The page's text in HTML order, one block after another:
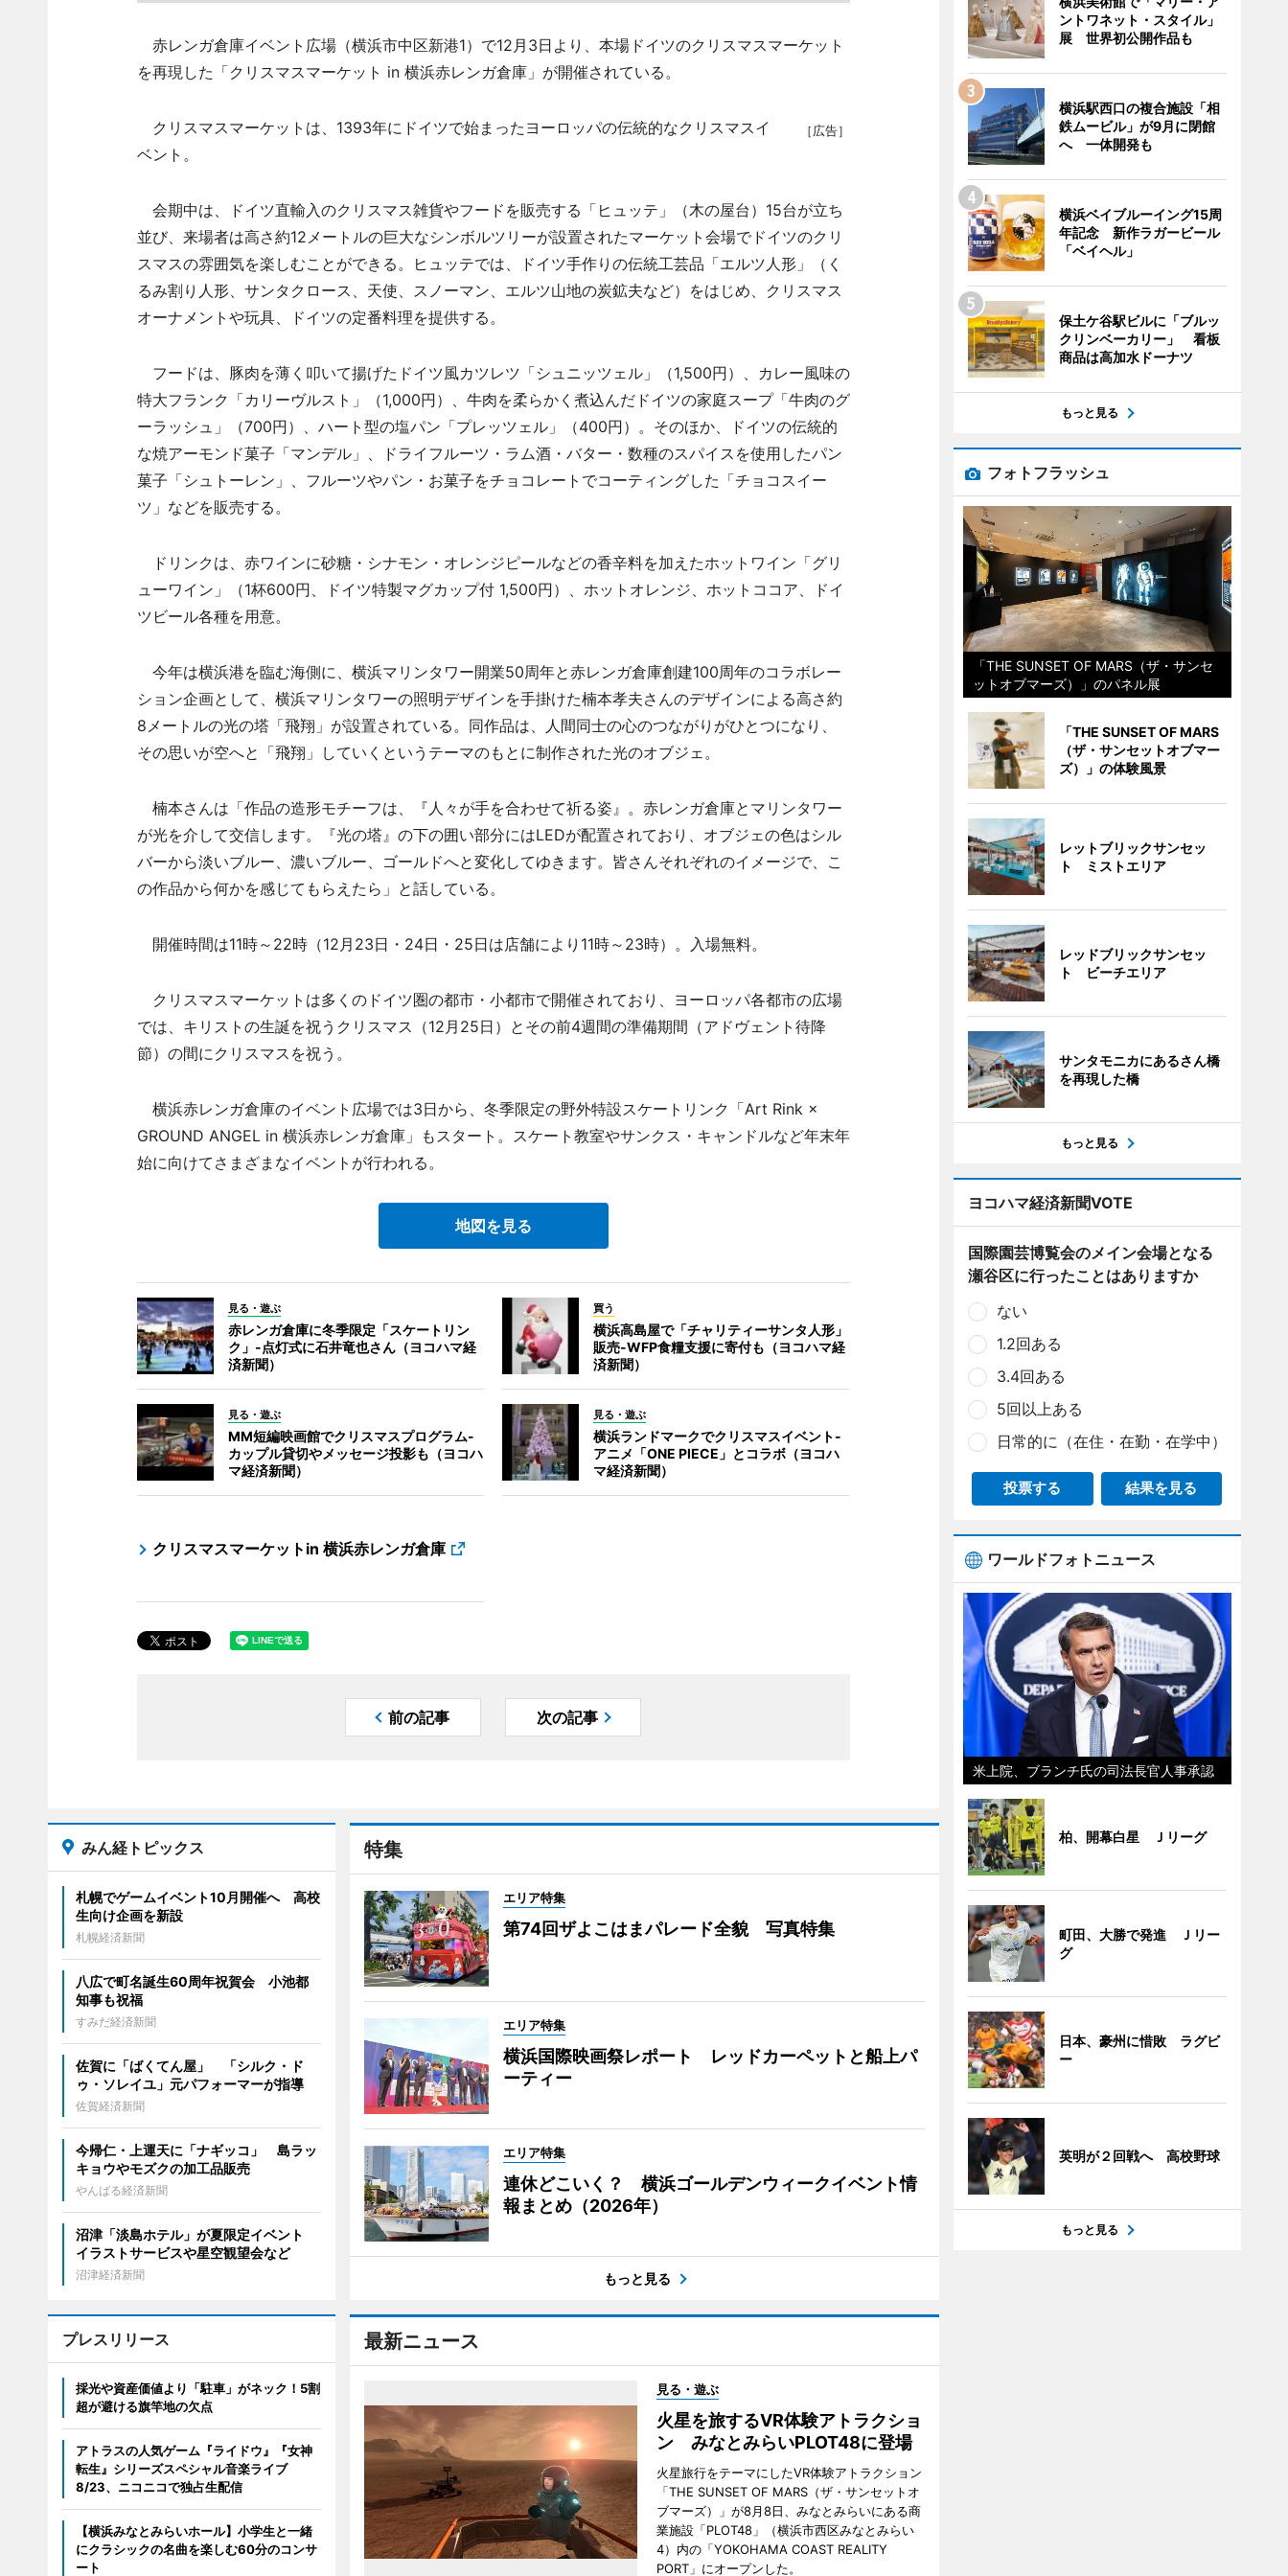
赤レンガ倉庫イベント広場（横浜市中区新港1）で12月3日より、本場ドイツのクリスマスマーケット
を再現した「クリスマスマーケット in 横浜赤レンガ倉庫」が開催されている。
［広告］
クリスマスマーケットは、1393年にドイツで始まったヨーロッパの伝統的なクリスマスイ
ベント。
会期中は、ドイツ直輸入のクリスマス雑貨やフードを販売する「ヒュッテ」（木の屋台）15台が立ち
並び、来場者は高さ約12メートルの巨大なシンボルツリーが設置されたマーケット会場でドイツのクリ
スマスの雰囲気を楽しむことができる。ヒュッテでは、ドイツ手作りの伝統工芸品「エルツ人形」（く
るみ割り人形、サンタクロース、天使、スノーマン、エルツ山地の炭鉱夫など）をはじめ、クリスマス
オーナメントや玩具、ドイツの定番料理を提供する。
フードは、豚肉を薄く叩いて揚げたドイツ風カツレツ「シュニッツェル」（1,500円）、カレー風味の
特大フランク「カリーヴルスト」（1,000円）、牛肉を柔らかく煮込んだドイツの家庭スープ「牛肉のグ
ーラッシュ」（700円）、ハート型の塩パン「プレッツェル」（400円）。そのほか、ドイツの伝統的
な焼アーモンド菓子「マンデル」、ドライフルーツ・ラム酒・バター・数種のスパイスを使用したパン
菓子「シュトーレン」、フルーツやパン・お菓子をチョコレートでコーティングした「チョコスイー
ツ」などを販売する。
ドリンクは、赤ワインに砂糖・シナモン・オレンジピールなどの香辛料を加えたホットワイン「グリ
ューワイン」（1杯600円、ドイツ特製マグカップ付 1,500円）、ホットオレンジ、ホットココア、ドイ
ツビール各種を用意。
今年は横浜港を臨む海側に、横浜マリンタワー開業50周年と赤レンガ倉庫創建100周年のコラボレー
ション企画として、横浜マリンタワーの照明デザインを手掛けた楠本孝夫さんのデザインによる高さ約
8メートルの光の塔「飛翔」が設置されている。同作品は、人間同士の心のつながりがひとつになり、
その思いが空へと「飛翔」していくというテーマのもとに制作された光のオブジェ。
楠本さんは「作品の造形モチーフは、『人々が手を合わせて祈る姿』。赤レンガ倉庫とマリンタワー
が光を介して交信します。『光の塔』の下の囲い部分にはLEDが配置されており、オブジェの色はシル
バーから淡いブルー、濃いブルー、ゴールドへと変化してゆきます。皆さんそれぞれのイメージで、こ
の作品から何かを感じてもらえたら」と話している。
開催時間は11時～22時（12月23日・24日・25日は店舗により11時～23時）。入場無料。
クリスマスマーケットは多くのドイツ圏の都市・小都市で開催されており、ヨーロッパ各都市の広場
では、キリストの生誕を祝うクリスマス（12月25日）とその前4週間の準備期間（アドヴェント待降
節）の間にクリスマスを祝う。
横浜赤レンガ倉庫のイベント広場では3日から、冬季限定の野外特設スケートリンク「Art Rink ×
GROUND ANGEL in 横浜赤レンガ倉庫」もスタート。スケート教室やサンクス・キャンドルなど年末年
始に向けてさまざまなイベントが行われる。
地図を見る
見る・遊ぶ
赤レンガ倉庫に冬季限定「スケートリン
ク」-点灯式に石井竜也さん（ヨコハマ経
済新聞）
買う
横浜高島屋で「チャリティーサンタ人形」
販売-WFP食糧支援に寄付も（ヨコハマ経
済新聞）
見る・遊ぶ
MM短編映画館でクリスマスプログラム-
カップル貸切やメッセージ投影も（ヨコハ
マ経済新聞）
見る・遊ぶ
横浜ランドマークでクリスマスイベント-
アニメ「ONE PIECE」とコラボ（ヨコハ
マ経済新聞）
クリスマスマーケットin 横浜赤レンガ倉庫
前の記事 次の記事
特集
エリア特集
第74回ザよこはまパレード全貌 写真特集
エリア特集
横浜国際映画祭レポート レッドカーペットと船上パ
ーティー
エリア特集
連休どこいく？ 横浜ゴールデンウィークイベント情
報まとめ（2026年）
もっと見る
最新ニュース
見る・遊ぶ
火星を旅するVR体験アトラクショ
ン みなとみらいPLOT48に登場
火星旅行をテーマにしたVR体験アトラクション
「THE SUNSET OF MARS（ザ・サンセットオ
ブマーズ）」が8月8日、みなとみらいにある商
業施設「PLOT48」（横浜市西区みなとみらい
4）内の「YOKOHAMA COAST REALITY
PORT」にオープンした。
みん経トピックス
札幌でゲームイベント10月開催へ 高校
生向け企画を新設
札幌経済新聞
八広で町名誕生60周年祝賀会 小池都
知事も祝福
すみだ経済新聞
佐賀に「ばくてん屋」 「シルク・ド
ゥ・ソレイユ」元パフォーマーが指導
佐賀経済新聞
今帰仁・上運天に「ナギッコ」 島ラッ
キョウやモズクの加工品販売
やんばる経済新聞
沼津「淡島ホテル」が夏限定イベント
イラストサービスや星空観望会など
沼津経済新聞
プレスリリース
採光や資産価値より「駐車」がネック！5割
超が避ける旗竿地の欠点
アトラスの人気ゲーム『ライドウ』『女神
転生』シリーズスペシャル音楽ライブ
8/23、ニコニコで独占生配信
【横浜みなとみらいホール】小学生と一緒
にクラシックの名曲を楽しむ60分のコンサ
ート
ントワネット・スタイル」
展 世界初公開作品も
横浜駅西口の複合施設「相
鉄ムービル」が9月に閉館
へ 一体開発も
横浜ベイブルーイング15周
年記念 新作ラガービール
「ベイヘル」
保土ケ谷駅ビルに「ブルッ
クリンベーカリー」 看板
商品は高加水ドーナツ
もっと見る
フォトフラッシュ
「THE SUNSET OF MARS（ザ・サンセ
ットオブマーズ）」のパネル展
「THE SUNSET OF MARS
（ザ・サンセットオブマー
ズ）」の体験風景
レットブリックサンセッ
ト ミストエリア
レッドブリックサンセッ
ト ビーチエリア
サンタモニカにあるさん橋
を再現した橋
もっと見る
ヨコハマ経済新聞VOTE
国際園芸博覧会のメイン会場となる
瀬谷区に行ったことはありますか
ない
1.2回ある
3.4回ある
5回以上ある
日常的に（在住・在勤・在学中）
投票する 結果を見る
ワールドフォトニュース
米上院、ブランチ氏の司法長官人事承認
柏、開幕白星 Ｊリーグ
町田、大勝で発進 Ｊリー
グ
日本、豪州に惜敗 ラグビ
ー
英明が２回戦へ 高校野球
もっと見る